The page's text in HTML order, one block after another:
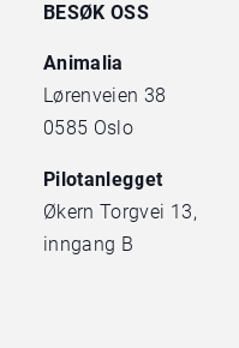
BESØK OSS
Animalia
Lørenveien 38
0585 Oslo
Pilotanlegget
Økern Torgvei 13,
inngang B